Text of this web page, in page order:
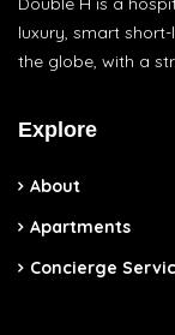
luxury, smart
the globe, with a
Explore
About
Apartments
Concierge